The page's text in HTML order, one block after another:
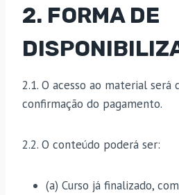
2. FORMA DE
2.1. O acesso ao material será
confirmação do pagamento.
2.2. O conteúdo poderá ser:
(a) Curso já finalizado,